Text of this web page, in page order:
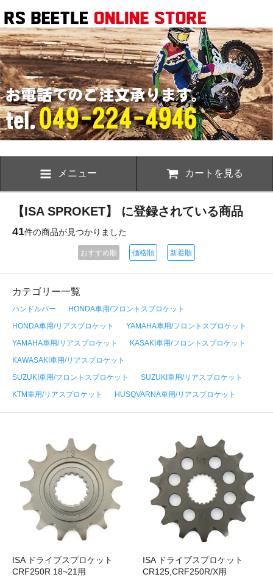
メニュー カートを見る
【ISA SPROKET】 に登録されている商品
41件の商品が見つかりました
おすすめ順 価格順 新着順
カテゴリー一覧
ハンドルバー
HONDA車用/フロントスプロケット
HONDA車用/リアスプロケット
YAMAHA車用/フロントスプロケット
YAMAHA車用/リアスプロケット
KASAKI車用/フロントスプロケット
KAWASAKI車用/リアスプロケット
SUZUKI車用/フロントスプロケット
SUZUKI車用/リアスプロケット
KTM車用/リアスプロケット
HUSQVARNA車用/リアスプロケット
ISA ドライブスプロケット
CRF250R 18~21用
ISA ドライブスプロケット
CR125,CRF250R/X用